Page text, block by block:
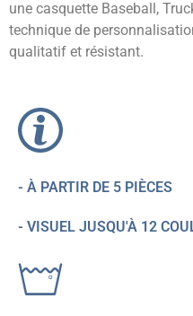
une casquette Baseball,
technique de
qualitatif et résistant.
- À PARTIR DE 5 PIÈCES
- VISUEL JUSQU'À 12